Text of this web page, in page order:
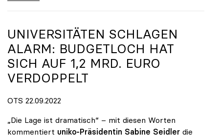
UNIVERSITÄTEN SCHLAGEN
ALARM: BUDGETLOCH HAT
SICH AUF 1,2 MRD. EURO
VERDOPPELT
OTS 22.09.2022
„Die Lage ist dramatisch“ – mit diesen Worten
kommentiert uniko-Präsidentin Sabine Seidler die